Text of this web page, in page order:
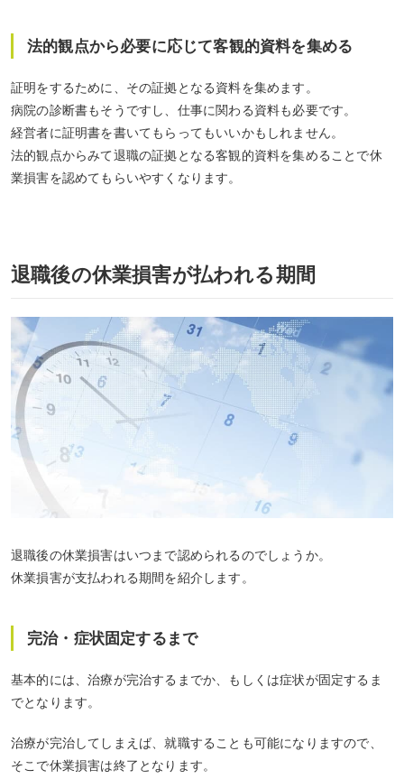
法的観点から必要に応じて客観的資料を集める
証明をするために、その証拠となる資料を集めます。
病院の診断書もそうですし、仕事に関わる資料も必要です。
経営者に証明書を書いてもらってもいいかもしれません。
法的観点からみて退職の証拠となる客観的資料を集めることで休
業損害を認めてもらいやすくなります。
退職後の休業損害が払われる期間
退職後の休業損害はいつまで認められるのでしょうか。
休業損害が支払われる期間を紹介します。
完治・症状固定するまで
基本的には、治療が完治するまでか、もしくは症状が固定するま
でとなります。
治療が完治してしまえば、就職することも可能になりますので、
そこで休業損害は終了となります。